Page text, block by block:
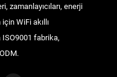
zamanlayıcıları, enerji
WiFi akıllı
ISO9001 fabrika,